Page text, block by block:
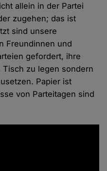
allein in der Partei
zugehen; das ist
sind unsere
Freundinnen und
gefordert, ihre
zu legen sondern
Papier ist
von Parteitagen sind